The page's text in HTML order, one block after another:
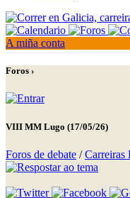
A miña conta
Foros ›
VIII MM Lugo (17/05/26)
Foros de debate /Carreiras